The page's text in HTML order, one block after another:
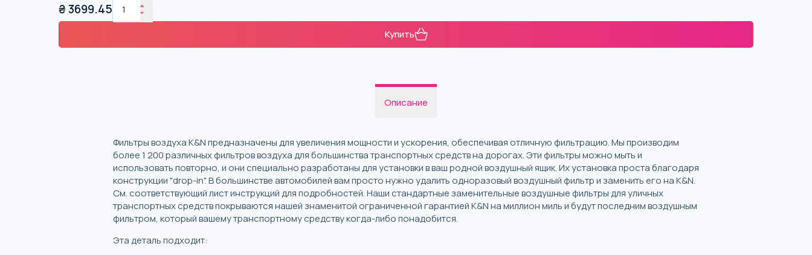
₴3699.45
Купить
Описание
Фильтры воздуха K&N предназначены для увеличения мощности и ускорения, обеспечивая отличную фильтрацию. Мы производим
более 1 200 различных фильтров воздуха для большинства транспортных средств на дорогах. Эти фильтры можно мыть и
использовать повторно, и они специально разработаны для установки в ваш родной воздушный ящик. Их установка проста благодаря
конструкции "drop-in". В большинстве автомобилей вам просто нужно удалить одноразовый воздушный фильтр и заменить его на K&N.
См. соответствующий лист инструкций для подробностей. Наши стандартные заменительные воздушные фильтры для уличных
транспортных средств покрываются нашей знаменитой ограниченной гарантией K&N на миллион миль и будут последним воздушным
фильтром, который вашему транспортному средству когда-либо понадобится.
Эта деталь подходит: